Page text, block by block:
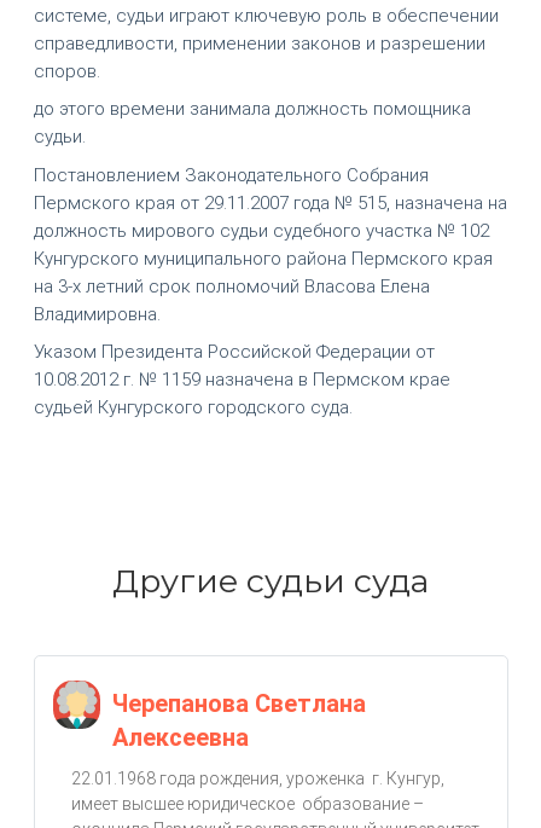
системе, судьи играют ключевую роль в обеспечении
справедливости, применении законов и разрешении
споров.
до этого времени занимала должность помощника
судьи.
Постановлением Законодательного Собрания
Пермского края от 29.11.2007 года № 515, назначена на
должность мирового судьи судебного участка № 102
Кунгурского муниципального района Пермского края
на 3-х летний срок полномочий Власова Елена
Владимировна.
Указом Президента Российской Федерации от
10.08.2012 г. № 1159 назначена в Пермском крае
судьей Кунгурского городского суда.
Другие судьи суда
Черепанова Светлана
Алексеевна
22.01.1968 года рождения, уроженка г. Кунгур,
имеет высшее юридическое образование –